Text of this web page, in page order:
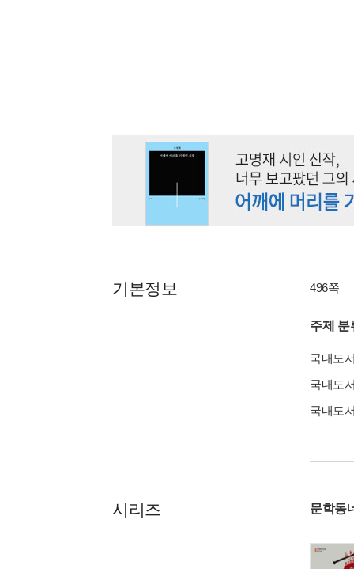
기본정보 496쪽
주제 분
국내도
국내도
국내도
시리즈 문학동